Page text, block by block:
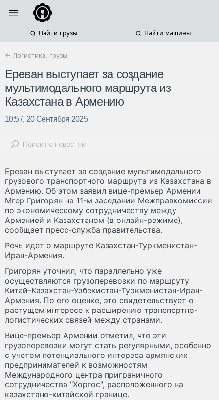
Найти грузы Найти машины
← Логистика, грузы
Ереван выступает за создание
мультимодального маршрута из
Казахстана в Армению
10:57, 20 Сентября 2025
Ереван выступает за создание мультимодального
грузового транспортного маршрута из Казахстана в
Армению. Об этом заявил вице-премьер Армении
Мгер Григорян на 11-м заседании Межправкомиссии
по экономическому сотрудничеству между
Арменией и Казахстаном (в онлайн-режиме),
сообщает пресс-служба правительства.
Речь идет о маршруте Казахстан-Туркменистан-
Иран-Армения.
Григорян уточнил, что параллельно уже
осуществляются грузоперевозки по маршруту
Китай-Казахстан-Узбекистан-Туркменистан-Иран-
Армения. По его оценке, это свидетельствует о
растущем интересе к расширению транспортно-
логистических связей между странами.
Вице-премьер Армении отметил, что эти
грузоперевозки могут стать регулярными, особенно
с учетом потенциального интереса армянских
предпринимателей к возможностям
Международного центра приграничного
сотрудничества "Хоргос", расположенного на
казахстано-китайской границе.